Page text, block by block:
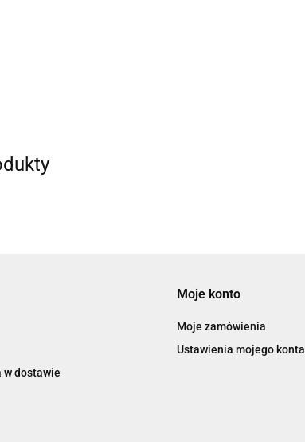
w dostawie
Moje konto
Moje zamówienia
Ustawienia mojego konta